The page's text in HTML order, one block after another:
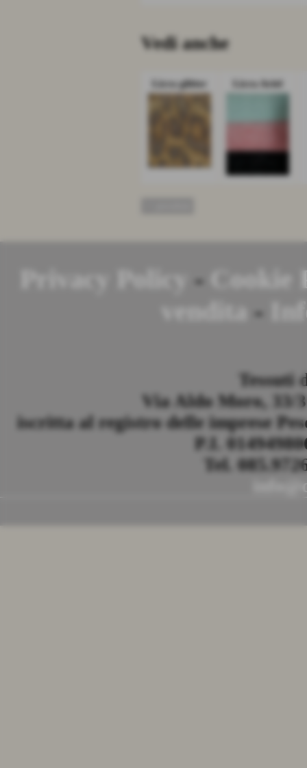
Vedi anche
Licra glitter Licra Ariel
Privacy Policy -
vendita -
Tessuti
Via Aldo Moro, 33/
iscritta al registro delle imprese
P.I.
Tel.